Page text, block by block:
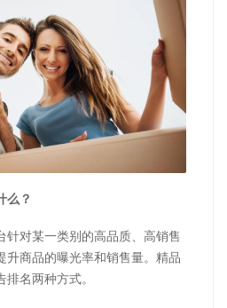
么？
针对某一类别的高品质、高销售
升商品的曝光率和销售量。精品
名两种方式。